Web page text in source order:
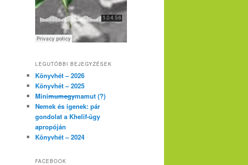
LEGUTÓBBI BEJEGYZÉSEK
Könyvhét – 2026
Könyvhét – 2025
Minimumegymamut (?)
Nemek és igenek: pár
gondolat a Khelif-ügy
apropóján
Könyvhét – 2024
FACEBOOK